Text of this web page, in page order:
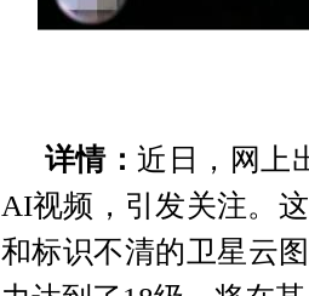
详情：近日，网上
AI视频，引发关注。
和标识不清的卫星云